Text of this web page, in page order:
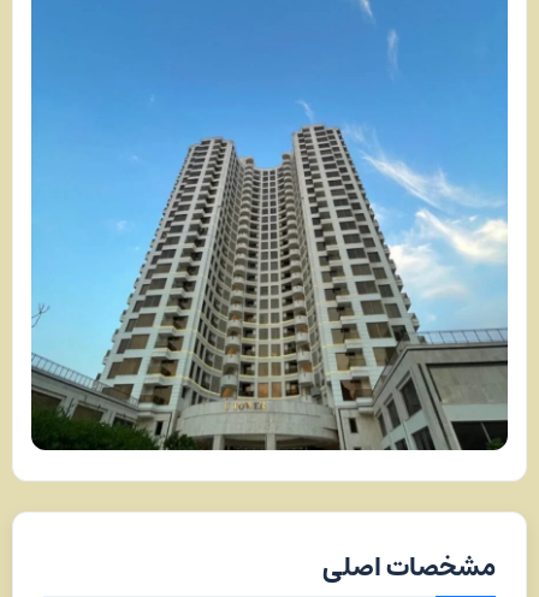
مشخصات اصلی